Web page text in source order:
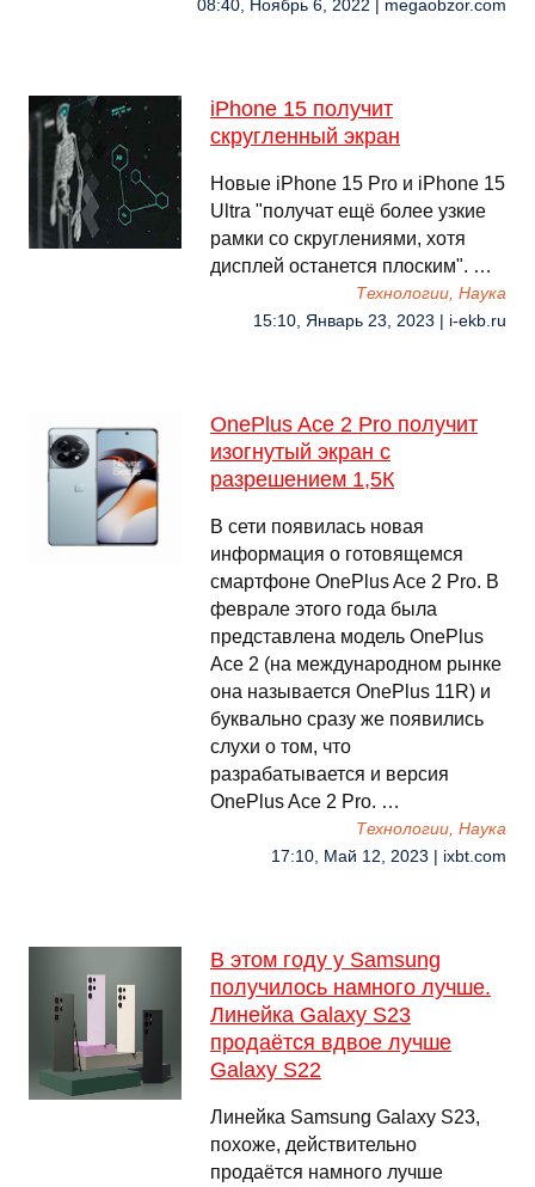
08:40, Ноябрь 6, 2022 | megaobzor.com
iPhone 15 получит
скругленный экран
Новые iPhone 15 Pro и iPhone 15
Ultra "получат ещё более узкие
рамки со скруглениями, хотя
дисплей останется плоским". …
Технологии, Наука
15:10, Январь 23, 2023 | i-ekb.ru
OnePlus Ace 2 Pro получит
изогнутый экран с
разрешением 1,5К
В сети появилась новая
информация о готовящемся
смартфоне OnePlus Ace 2 Pro. В
феврале этого года была
представлена модель OnePlus
Ace 2 (на международном рынке
она называется OnePlus 11R) и
буквально сразу же появились
слухи о том, что
разрабатывается и версия
OnePlus Ace 2 Pro. …
Технологии, Наука
17:10, Май 12, 2023 | ixbt.com
В этом году у Samsung
получилось намного лучше.
Линейка Galaxy S23
продаётся вдвое лучше
Galaxy S22
Линейка Samsung Galaxy S23,
похоже, действительно
продаётся намного лучше